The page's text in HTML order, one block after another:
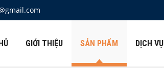
GIỚI THIỆU SẢN PHẨM DỊCH VỤ